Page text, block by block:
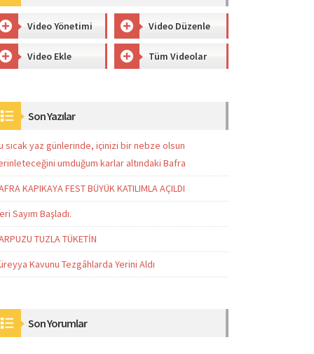
Video Yönetimi Video Düzenle
Video Ekle Tüm Videolar
Son Yazılar
sıcak yaz günlerinde, içinizi bir nebze olsun
umduğum karlar altındaki Bafra
KAPIKAYA FEST BÜYÜK KATILIMLA AÇILDI
Sayım Başladı.
TUZLA TÜKETİN
Kavunu Tezgâhlarda Yerini Aldı
Son Yorumlar